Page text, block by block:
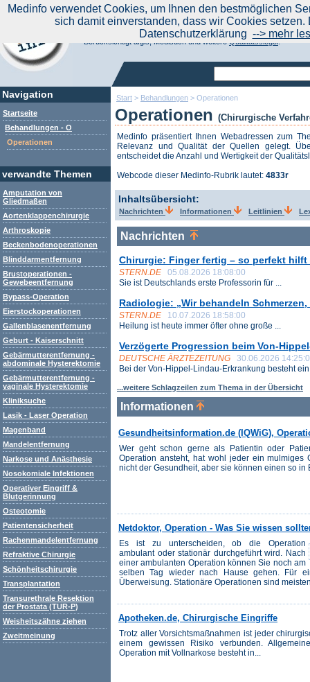
Start > Behandlungen > Operationen
Operationen (Chirurgische
Medinfo präsentiert Ihnen Webadressen zum
Relevanz und Qualität der Quellen gelegt.
entscheidet die Anzahl und Wertigkeit der
Webcode dieser Medinfo-Rubrik lautet: 4833r
Inhaltsübersicht:
Nachrichten Informationen Leitlinien
Nachrichten
Chirurgie: Finger fertig – so perfekt
STERN.DE
05.08.2026 18:08:00
Sie ist Deutschlands erste Professorin für ...
Radiologie: „Wir behandeln
STERN.DE
10.07.2026 18:58:00
Heilung ist heute immer öfter ohne große ...
Verzögerte Progression beim Von-
DEUTSCHE ÄRZTEZEITUNG
30.06.2026
Bei der Von-Hippel-Lindau-Erkrankung besteht ein
...weitere Schlagzeilen zum Thema in der Übersicht
Informationen
Gesundheitsinformation.de (IQWiG),
Wer geht schon gerne als Patientin oder
Operation ansteht, hat wohl jeder ein mulmiges
nicht der Gesundheit, aber sie können einen so in
Netdoktor, Operation - Was Sie wissen
Es ist zu unterscheiden, ob die Operation
ambulant oder stationär durchgeführt wird. Nach
einer ambulanten Operation können Sie noch am
selben Tag wieder nach Hause gehen. Für
Überweisung. Stationäre Operationen sind
Apotheken.de, Chirurgische Eingriffe
Trotz aller Vorsichtsmaßnahmen ist jeder
einem gewissen Risiko verbunden.
Operation mit Vollnarkose besteht in...
Navigation
Startseite
Behandlungen - O
Operationen
verwandte Themen
Amputation von
Gliedmaßen
Aortenklappenchirurgie
Arthroskopie
Beckenbodenoperationen
Blinddarmentfernung
Brustoperationen -
Gewebeentfernung
Bypass-Operation
Eierstockoperationen
Gallenblasenentfernung
Geburt - Kaiserschnitt
Gebärmutterentfernung -
abdominale Hysterektomie
Gebärmutterentfernung -
vaginale Hysterektomie
Kliniksuche
Lasik - Laser Operation
Magenband
Mandelentfernung
Narkose und Anästhesie
Nosokomiale Infektionen
Operativer Eingriff &
Blutgerinnung
Osteotomie
Patientensicherheit
Rachenmandelentfernung
Refraktive Chirurgie
Schönheitschirurgie
Transplantation
Transurethrale Resektion
der Prostata (TUR-P)
Weisheitszähne ziehen
Zweitmeinung
Aktuelle Nachrichten|
Suchen Sie noch oder Finden Sie schon?
Medinfo.de - Meta-Portal für Gesundheitsthemen
Berücksichtigt afgis, Medisuch und weitereQualitätssiegel.
Medinfo verwendet Cookies, um Ihnen den bestmöglichen
sich damit einverstanden, dass wir Cookies
Datenschutzerklärung --> mehr